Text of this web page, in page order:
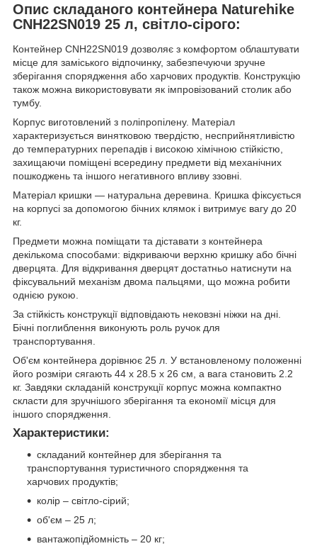
Опис складаного контейнера Naturehike
CNH22SN019 25 л, світло-сірого:
Контейнер CNH22SN019 дозволяє з комфортом облаштувати
місце для заміського відпочинку, забезпечуючи зручне
зберігання спорядження або харчових продуктів. Конструкцію
також можна використовувати як імпровізований столик або
тумбу.
Корпус виготовлений з поліпропілену. Матеріал
характеризується винятковою твердістю, несприйнятливістю
до температурних перепадів і високою хімічною стійкістю,
захищаючи поміщені всередину предмети від механічних
пошкоджень та іншого негативного впливу ззовні.
Матеріал кришки — натуральна деревина. Кришка фіксується
на корпусі за допомогою бічних клямок і витримує вагу до 20
кг.
Предмети можна поміщати та діставати з контейнера
декількома способами: відкриваючи верхню кришку або бічні
дверцята. Для відкривання дверцят достатньо натиснути на
фіксувальний механізм двома пальцями, що можна робити
однією рукою.
За стійкість конструкції відповідають нековзні ніжки на дні.
Бічні поглиблення виконують роль ручок для
транспортування.
Об'єм контейнера дорівнює 25 л. У встановленому положенні
його розміри сягають 44 х 28.5 х 26 см, а вага становить 2.2
кг. Завдяки складаній конструкції корпус можна компактно
скласти для зручнішого зберігання та економії місця для
іншого спорядження.
Характеристики:
складаний контейнер для зберігання та
транспортування туристичного спорядження та
харчових продуктів;
колір – світло-сірий;
об'єм – 25 л;
вантажопідйомність – 20 кг;